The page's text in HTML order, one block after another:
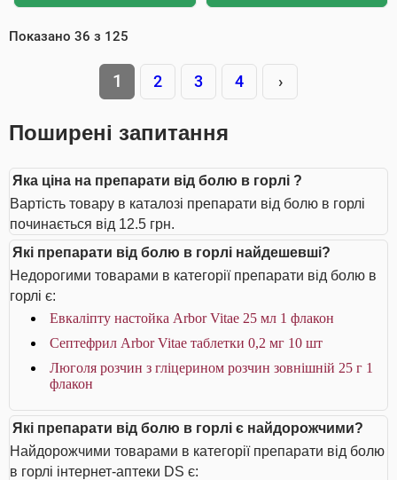
Показано 36 з 125
1 2 3 4 ›
Поширені запитання
Яка ціна на препарати від болю в горлі ?
Вартість товару в каталозі препарати від болю в горлі
починається від 12.5 грн.
Які препарати від болю в горлі найдешевші?
Недорогими товарами в категорії препарати від болю в
горлі є:
Евкаліпту настойка Arbor Vitae 25 мл 1 флакон
Септефрил Arbor Vitae таблетки 0,2 мг 10 шт
Люголя розчин з гліцерином розчин зовнішній 25 г 1
флакон
Які препарати від болю в горлі є найдорожчими?
Найдорожчими товарами в категорії препарати від болю
в горлі інтернет-аптеки DS є: